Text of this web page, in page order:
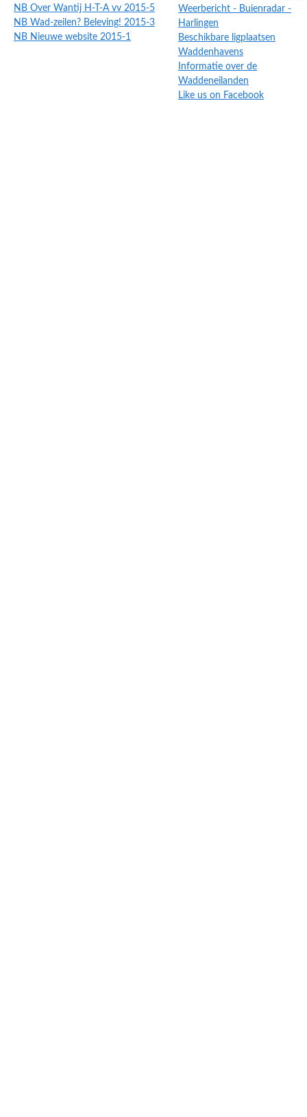
NB Over Wantij H-T-A vv 2015-5
NB Wad-zeilen? Beleving! 2015-3
NB Nieuwe website 2015-1
Weerbericht - Buienradar -
Harlingen
Beschikbare ligplaatsen
Waddenhavens
Informatie over de
Waddeneilanden
Like us on Facebook